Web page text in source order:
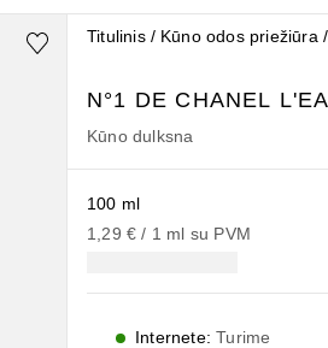
Titulinis Kūno odos priežiūra
N°1 DE CHANEL
Kūno dulksna
100 ml
1,29 € / 1 ml su PVM
Internete:Turime